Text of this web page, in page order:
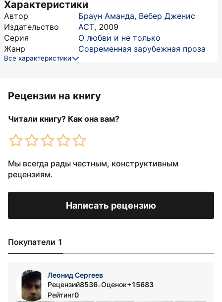
Характеристики
Автор Браун Аманда, Вебер Дженис
Издательство
АСТ, 2009
Серия
О любви и не только
Жанр
Современная зарубежная проза
Все характеристики
Рецензии на книгу
Читали книгу? Как она вам?
Мы всегда рады честным, конструктивным
рецензиям.
Написать рецензию
Покупатели 1
Леонид Сергеев
Рецензий8536•Оценок+15683
Рейтинг0